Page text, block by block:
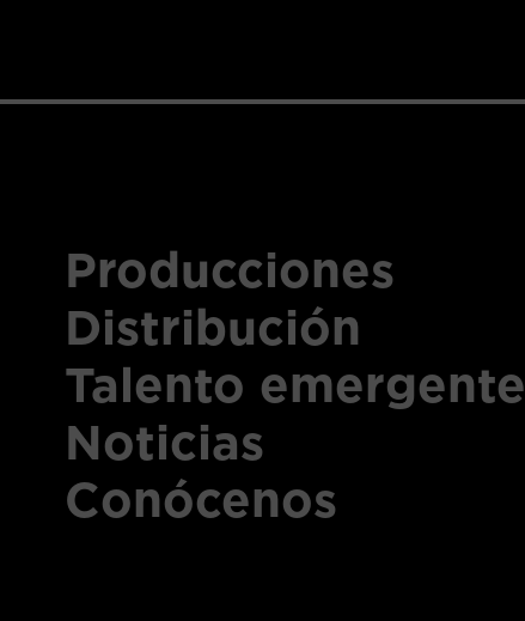
Producciones
Distribución
Talento emergente
Noticias
Conócenos